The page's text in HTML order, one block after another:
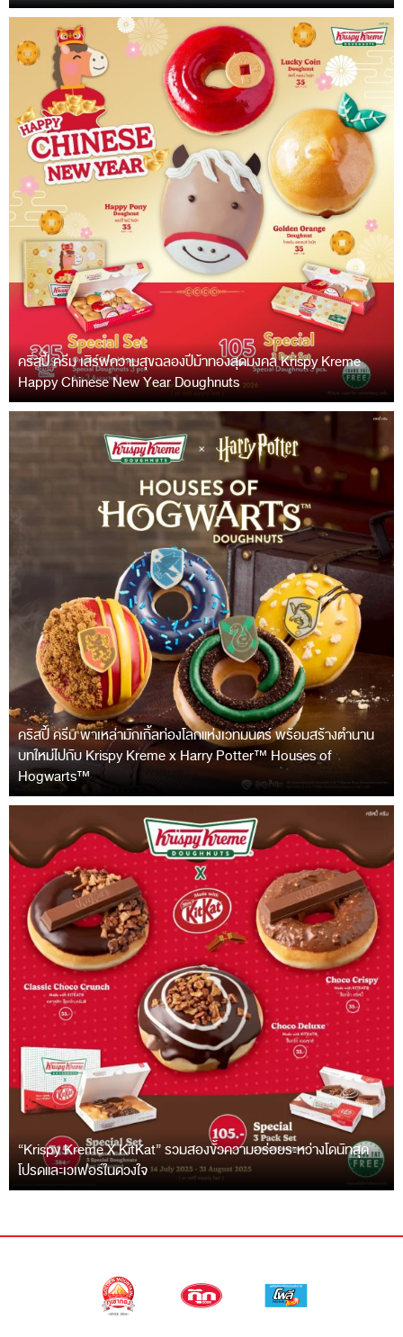
คริสปี้ ครีม เสิร์ฟความสุขฉลองปีม้าทองสุดมงคล Krispy Kreme
Happy Chinese New Year Doughnuts
คริสปี้ ครีม พาเหล่ามักเกิ้ลท่องโลกแห่งเวทมนตร์ พร้อมสร้างตำนาน
บทใหม่ไปกับ Krispy Kreme x Harry Potter™ Houses of
Hogwarts™
“Krispy Kreme X KitKat” รวมสองขั้วความอร่อยระหว่างโดนัทสุด
โปรดและเวเฟอร์ในดวงใจ